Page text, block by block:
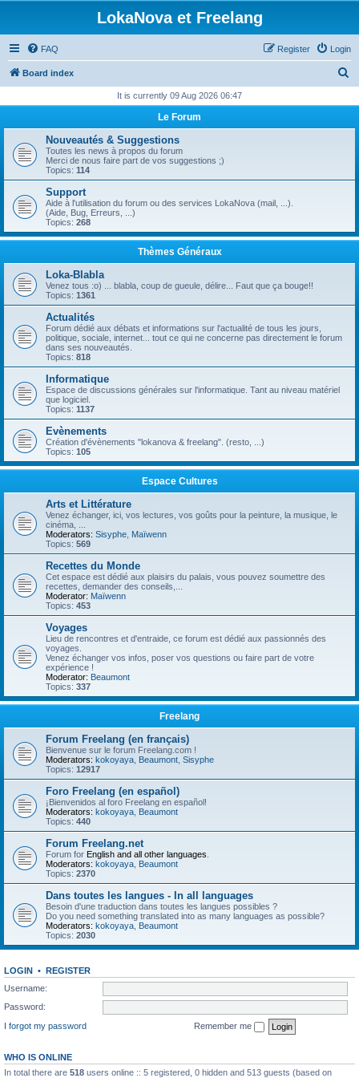
LokaNova et Freelang
FAQ Login
Register
Board index
r
It is currently 09 Aug 2026 06:47
Le Forum
Nouveautés & Suggestions
Toutes les news à propos du forum
Merci de nous faire part de vos suggestions ;)
Topics: 114
Support
Aide à l'utilisation du forum ou des services LokaNova (mail, ...).
(Aide, Bug, Erreurs, ...)
Topics: 268
Thèmes Généraux
Loka-Blabla
Venez tous :o) ... blabla, coup de gueule, délire... Faut que ça bouge!!
Topics: 1361
Actualités
Forum dédié aux débats et informations sur l'actualité de tous les jours,
politique, sociale, internet... tout ce qui ne concerne pas directement le forum
dans ses nouveautés.
Topics: 818
Informatique
Espace de discussions générales sur l'informatique. Tant au niveau matériel
que logiciel.
Topics: 1137
Evènements
Création d'évènements "lokanova & freelang". (resto, ...)
Topics: 105
Espace Cultures
Arts et Littérature
Venez échanger, ici, vos lectures, vos goûts pour la peinture, la musique, le
cinéma, ...
Moderators: Sisyphe Maïwenn
Topics: 569
Recettes du Monde
Cet espace est dédié aux plaisirs du palais, vous pouvez soumettre des
recettes, demander des conseils,...
Moderator: Maïwenn
Topics: 453
Voyages
Lieu de rencontres et d'entraide, ce forum est dédié aux passionnés des
voyages.
Venez échanger vos infos, poser vos questions ou faire part de votre
expérience !
Moderator: Beaumont
Topics: 337
Freelang
Forum Freelang (en français)
Bienvenue sur le forum Freelang.com !
Moderators: kokoyaya Beaumont Sisyphe
Topics: 12917
Foro Freelang (en español)
¡Bienvenidos al foro Freelang en español!
Moderators: kokoyaya Beaumont
Topics: 440
Forum Freelang.net
Forum for English and all other languages
Moderators: kokoyaya Beaumont
Topics: 2370
Dans toutes les langues - In all languages
Besoin d'une traduction dans toutes les langues possibles ?
Do you need something translated into as many languages as possible?
Moderators: kokoyaya Beaumont
Topics: 2030
LOGIN • REGISTER
Username:
Password:
I forgot my password
Remember me
WHO IS ONLINE
In total there are 518 users online :: 5 registered, 0 hidden and 513 guests (based on